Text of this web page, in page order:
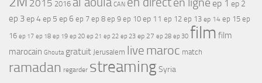
2015 2016 CAN ep 1 ep 2
ep 3ep 4ep 5 ep 6 ep 7 ep 8 ep 9 ep 10 ep 11 ep 12 ep 13 ep 14 ep 15 ep
16 ep 17 ep 18 ep 19 ep 20 ep 21 ep 22 ep 23 ep 27 ep 28 ep 30 film film
marocain Ghouta gratuit Jerusalem live maroc match
ramadan regarder streamingSyria